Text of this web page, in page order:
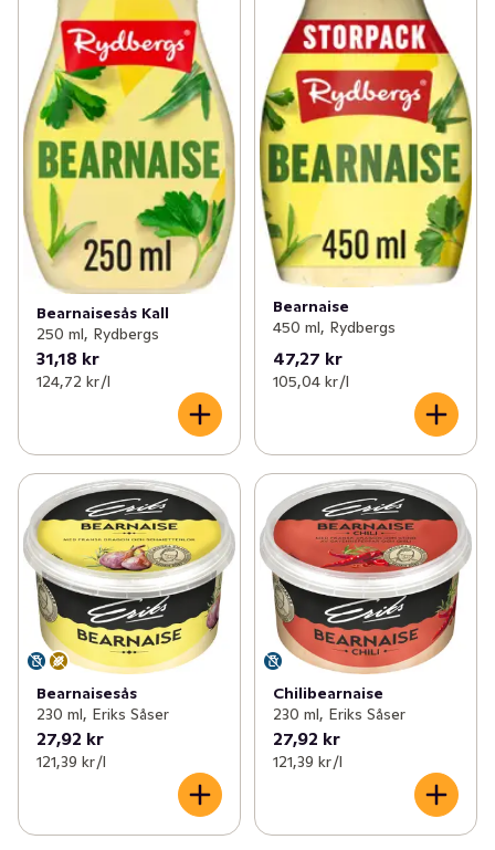
Bearnaisesås Kall
250 ml, Rydbergs
31,18 kr
124,72 kr /l
Bearnaise
450 ml, Rydbergs
47,27 kr
105,04 kr /l
Bearnaisesås
230 ml, Eriks Såser
27,92 kr
121,39 kr /l
Chilibearnaise
230 ml, Eriks Såser
27,92 kr
121,39 kr /l